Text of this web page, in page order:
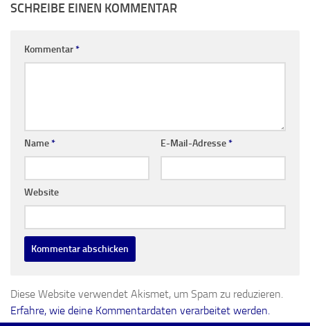
SCHREIBE EINEN KOMMENTAR
Kommentar*
Name* E-Mail-Adresse*
Website
Diese Website verwendet Akismet, um Spam zu reduzieren.
Erfahre, wie deine Kommentardaten verarbeitet werden.